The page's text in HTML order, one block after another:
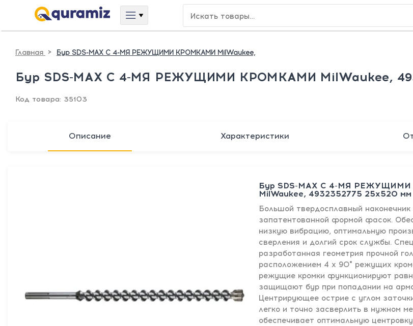
Главная > Бур SDS-MAX С 4-МЯ РЕЖУЩИМИ КРОМКАМИ MilWaukee,
Бур SDS-MAX С 4-МЯ РЕЖУЩИМИ КРОМКАМИ MilWaukee,
Код товара: 35103
Описание Характеристики
Бур SDS-MAX С 4-МЯ
MilWaukee, 4932352775 25x520 мм
Большой твердосплавный наконечник
запатентованной формой фасок.
низкую вибрацию, оптимальную
сверления и долгий срок службы.
разработанная геометрия прочной
расположением 4 x 90° режущих
режущие кромки функционируют
защищают бур при попадании на
Центрирующее острие с углом
легко и точно засверлить в нужном
обеспечивает оптимальную